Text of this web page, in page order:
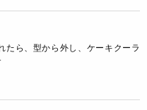
たら、型から外し、ケーキクーラ